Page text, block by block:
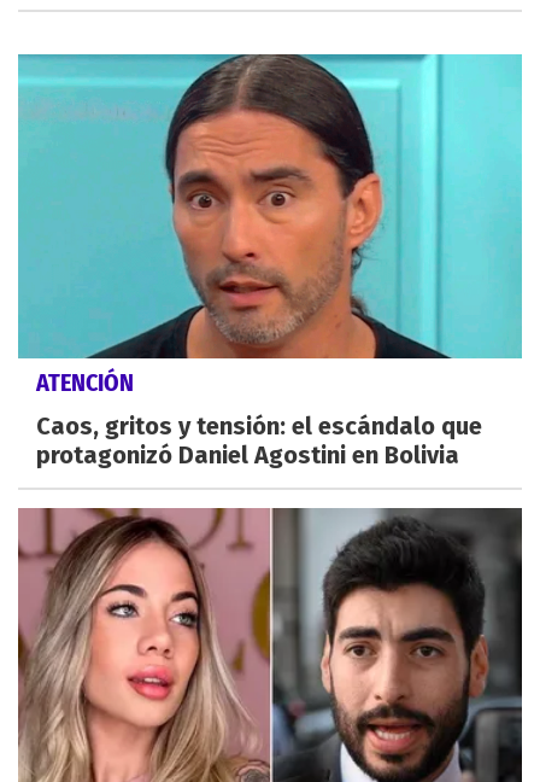
ATENCIÓN
Caos, gritos y tensión: el escándalo que
protagonizó Daniel Agostini en Bolivia